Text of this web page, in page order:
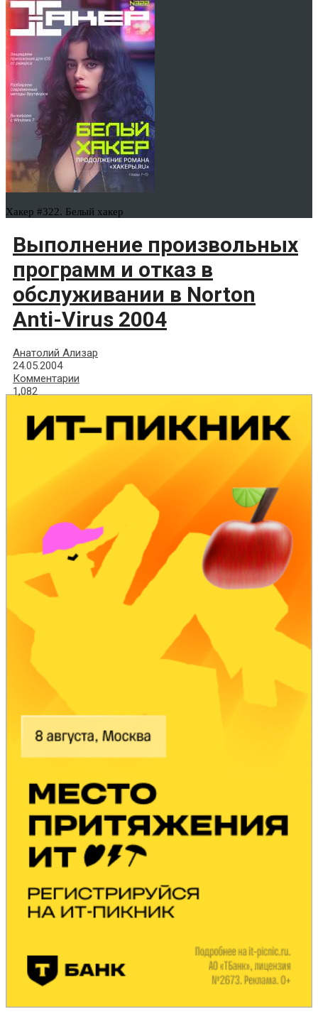
Хакер #322. Белый хакер
Выполнение произвольных
программ и отказ в
обслуживании в Norton
Anti-Virus 2004
Анатолий Ализар
24.05.2004
Комментарии
1,082